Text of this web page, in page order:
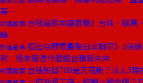
第一
封面故事 台積電熊本廠直擊》台味、錢潮
鎮
封面故事 揭密台積電最強日本聯軍》5倍
利 熊本廠憑什麼變台積新未來
封面故事 台積股價700是天花板？法人3理